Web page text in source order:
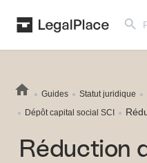
Guides Statut juridique
Dépôt capital social SCI
Réduction